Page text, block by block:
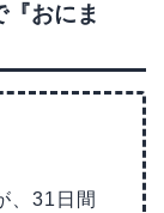
『おにま
、31日間